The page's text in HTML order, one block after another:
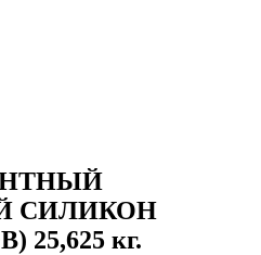
СИЛИКОН
25,625 кг.